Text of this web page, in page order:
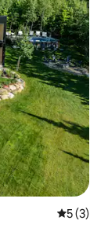
5 de
5 (3)